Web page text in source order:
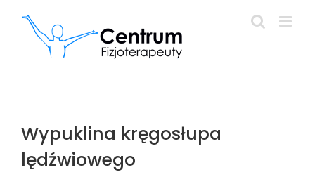
zawartości
Wypuklina kręgosłupa
lędźwiowego